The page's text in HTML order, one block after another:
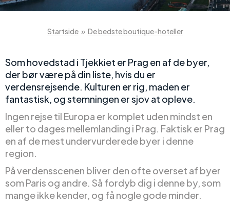
Startside » De bedste boutique-hoteller
Som hovedstad i Tjekkiet er Prag en af de byer,
der bør være på din liste, hvis du er
verdensrejsende. Kulturen er rig, maden er
fantastisk, og stemningen er sjov at opleve.
Ingen rejse til Europa er komplet uden mindst en
eller to dages mellemlanding i Prag. Faktisk er Prag
en af de mest undervurderede byer i denne
region.
På verdensscenen bliver den ofte overset af byer
som Paris og andre. Så fordyb dig i denne by, som
mange ikke kender, og få nogle gode minder.